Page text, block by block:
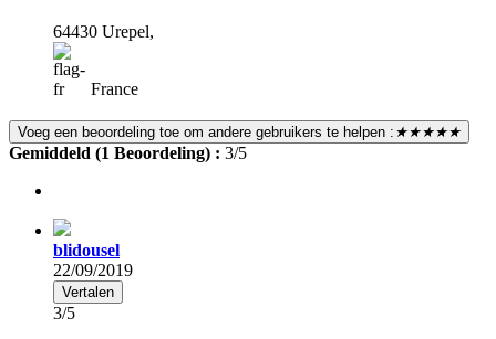
64430 Urepel,
France
Voeg een beoordeling toe om andere gebruikers te helpen : ★★★★★
Gemiddeld (1 Beoordeling) : 3/5
blidousel
22/09/2019
Vertalen
3/5